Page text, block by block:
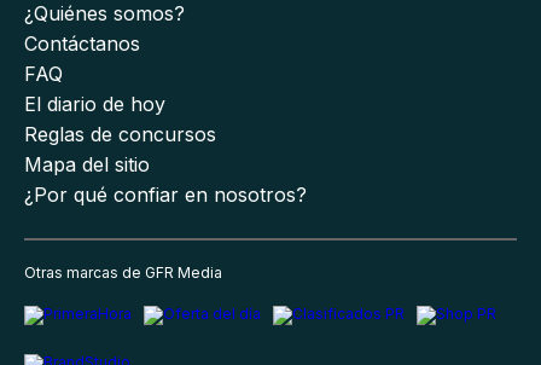
¿Quiénes somos?
Contáctanos
FAQ
El diario de hoy
Reglas de concursos
Mapa del sitio
¿Por qué confiar en nosotros?
Otras marcas de GFR Media